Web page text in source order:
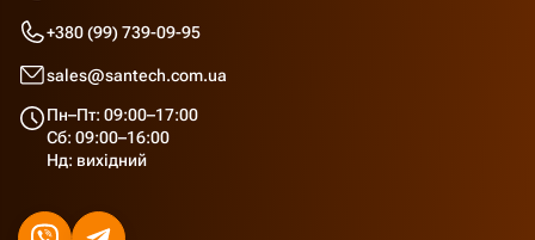
+380 (99) 739-09-95
sales@santech.com.ua
Пн–Пт: 09:00–17:00
Сб: 09:00–16:00
Нд: вихідний